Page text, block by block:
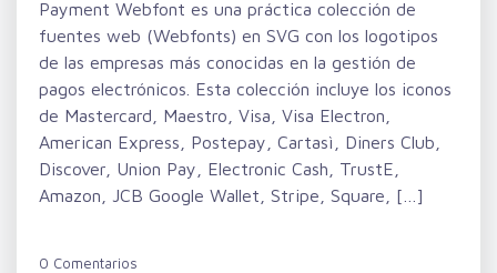
Payment Webfont es una práctica colección de
fuentes web (Webfonts) en SVG con los logotipos
de las empresas más conocidas en la gestión de
pagos electrónicos. Esta colección incluye los iconos
de Mastercard, Maestro, Visa, Visa Electron,
American Express, Postepay, Cartasì, Diners Club,
Discover, Union Pay, Electronic Cash, TrustE,
Amazon, JCB Google Wallet, Stripe, Square, […]
0 Comentarios